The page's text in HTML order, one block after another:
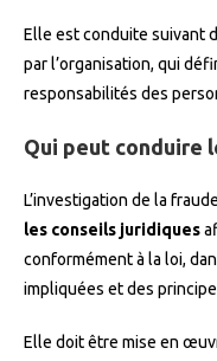
Elle est conduite suivant
par l’organisation, qui
responsabilités des
Qui peut conduire
L’investigation de la
les conseils juridiques
conformément à la loi,
impliquées et des
Elle doit être mise en